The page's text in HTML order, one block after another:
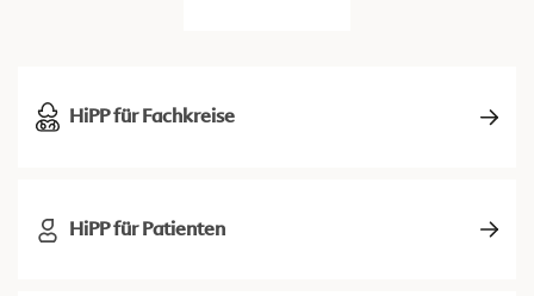
HiPP für Fachkreise
HiPP für Patienten